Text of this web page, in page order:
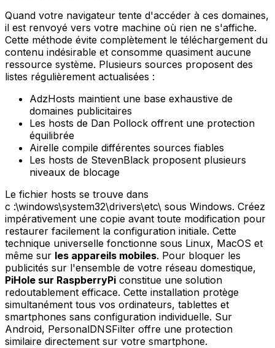
Quand votre navigateur tente d'accéder à ces domaines,
il est renvoyé vers votre machine où rien ne s'affiche.
Cette méthode évite complètement le téléchargement du
contenu indésirable et consomme quasiment aucune
ressource système. Plusieurs sources proposent des
listes régulièrement actualisées :
AdzHosts maintient une base exhaustive de
domaines publicitaires
Les hosts de Dan Pollock offrent une protection
équilibrée
Airelle compile différentes sources fiables
Les hosts de StevenBlack proposent plusieurs
niveaux de blocage
Le fichier hosts se trouve dans
c :\windows\system32\drivers\etc\ sous Windows. Créez
impérativement une copie avant toute modification pour
restaurer facilement la configuration initiale. Cette
technique universelle fonctionne sous Linux, MacOS et
même sur les appareils mobiles. Pour bloquer les
publicités sur l'ensemble de votre réseau domestique,
PiHole sur RaspberryPi constitue une solution
redoutablement efficace. Cette installation protège
simultanément tous vos ordinateurs, tablettes et
smartphones sans configuration individuelle. Sur
Android, PersonalDNSFilter offre une protection
similaire directement sur votre smartphone.